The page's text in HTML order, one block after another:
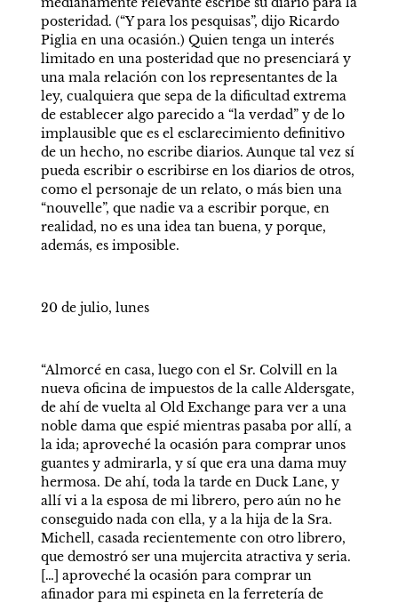
posteridad. (“Y para los pesquisas”, dijo Ricardo
Piglia en una ocasión.) Quien tenga un interés
limitado en una posteridad que no presenciará y
una mala relación con los representantes de la
ley, cualquiera que sepa de la dificultad extrema
de establecer algo parecido a “la verdad” y de lo
implausible que es el esclarecimiento definitivo
de un hecho, no escribe diarios. Aunque tal vez sí
pueda escribir o escribirse en los diarios de otros,
como el personaje de un relato, o más bien una
“nouvelle”, que nadie va a escribir porque, en
realidad, no es una idea tan buena, y porque,
además, es imposible.
20 de julio, lunes
“Almorcé en casa, luego con el Sr. Colvill en la
nueva oficina de impuestos de la calle Aldersgate,
de ahí de vuelta al Old Exchange para ver a una
noble dama que espié mientras pasaba por allí, a
la ida; aproveché la ocasión para comprar unos
guantes y admirarla, y sí que era una dama muy
hermosa. De ahí, toda la tarde en Duck Lane, y
allí vi a la esposa de mi librero, pero aún no he
conseguido nada con ella, y a la hija de la Sra.
Michell, casada recientemente con otro librero,
que demostró ser una mujercita atractiva y seria.
[…] aproveché la ocasión para comprar un
afinador para mi espineta en la ferretería de